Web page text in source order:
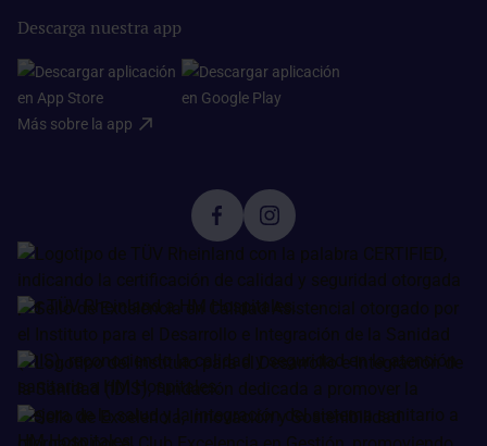
Descarga nuestra app
Más sobre la app​